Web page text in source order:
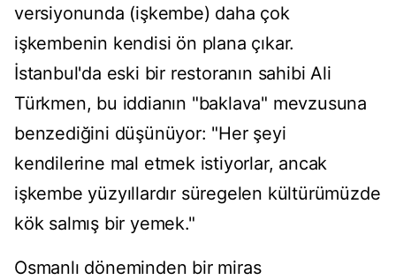
versiyonunda (işkembe) daha çok
işkembenin kendisi ön plana çıkar.
İstanbul'da eski bir restoranın sahibi Ali
Türkmen, bu iddianın "baklava" mevzusuna
benzediğini düşünüyor: "Her şeyi
kendilerine mal etmek istiyorlar, ancak
işkembe yüzyıllardır süregelen kültürümüzde
kök salmış bir yemek."
Osmanlı döneminden bir miras